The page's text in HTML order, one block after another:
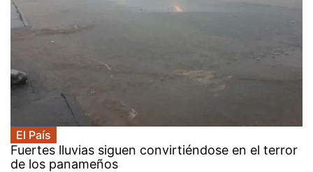
El País
Fuertes lluvias siguen convirtiéndose en el terror
de los panameños